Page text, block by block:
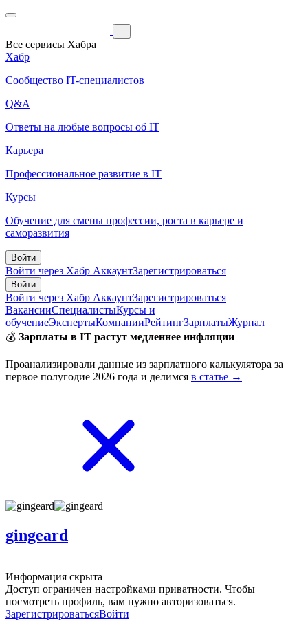
Все сервисы Хабра
Хабр
Сообщество IT-специалистов
Q&A
Ответы на любые вопросы об IT
Карьера
Профессиональное развитие в IT
Курсы
Обучение для смены профессии, роста в карьере и
саморазвития
Войти
Войти через Хабр АккаунтЗарегистрироваться
Войти
Войти через Хабр АккаунтЗарегистрироваться
ВакансииСпециалистыКурсы и
обучениеЭкспертыКомпанииРейтингЗарплатыЖурнал
💰 Зарплаты в IT растут медленнее инфляции
Проанализировали данные из зарплатного калькулятора за
первое полугодие 2026 года и делимся в статье →
gingeard
Информация скрыта
Доступ ограничен настройками приватности. Чтобы
посмотреть профиль, вам нужно авторизоваться.
ЗарегистрироватьсяВойти